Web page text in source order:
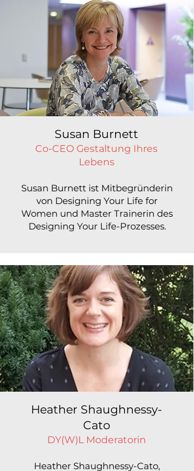
Susan Burnett
Co-CEO Gestaltung Ihres
Lebens
Susan Burnett ist Mitbegründerin
von Designing Your Life for
Women und Master Trainerin des
Designing Your Life-Prozesses.
Heather Shaughnessy-
Cato
DY(W)L Moderatorin
Heather Shaughnessy-Cato,